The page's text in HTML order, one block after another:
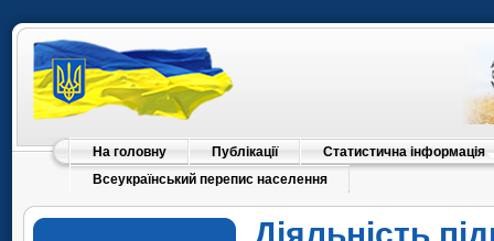
На головну Публікації
Статистична інформація
Всеукраїнський перепис населення